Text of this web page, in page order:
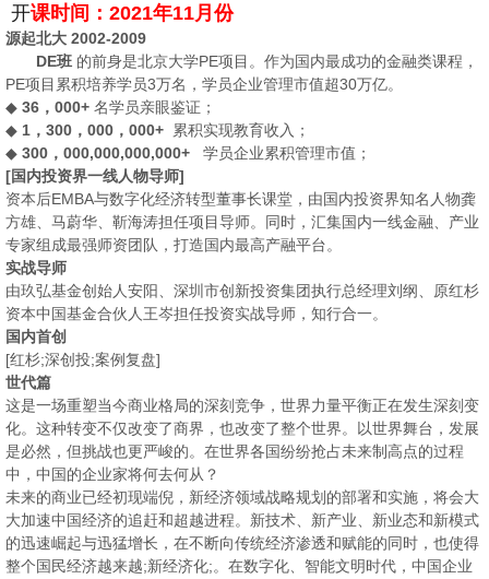
开课时间：2021年11月 份
源起北大 2002-2009
DE班 的前身是北京大学PE项目。作为国内最成功的金融类课程，
PE项目累积培养学员3万名，学员企业管理市值超30万亿。
◆ 36，000+ 名学员亲眼鉴证；
◆ 1，300，000，000+ 累积实现教育收入；
◆ 300，000,000,000,000+ 学员企业累积管理市值；
[国内投资界一线人物导师]
资本后EMBA与数字化经济转型董事长课堂，由国内投资界知名人物龚
方雄、马蔚华、靳海涛担任项目导师。同时，汇集国内一线金融、产业
专家组成最强师资团队，打造国内最高产融平台。
实战导师
由玖弘基金创始人安阳、深圳市创新投资集团执行总经理刘纲、原红杉
资本中国基金合伙人王岑担任投资实战导师，知行合一。
国内首创
[红杉;深创投;案例复盘]
世代篇
这是一场重塑当今商业格局的深刻竞争，世界力量平衡正在发生深刻变
化。这种转变不仅改变了商界，也改变了整个世界。以世界舞台，发展
是必然，但挑战也更严峻的。在世界各国纷纷抢占未来制高点的过程
中，中国的企业家将何去何从？
未来的商业已经初现端倪，新经济领域战略规划的部署和实施，将会大
大加速中国经济的追赶和超越进程。新技术、新产业、新业态和新模式
的迅速崛起与迅猛增长，在不断向传统经济渗透和赋能的同时，也使得
整个国民经济越来越;新经济化;。在数字化、智能文明时代，中国企业